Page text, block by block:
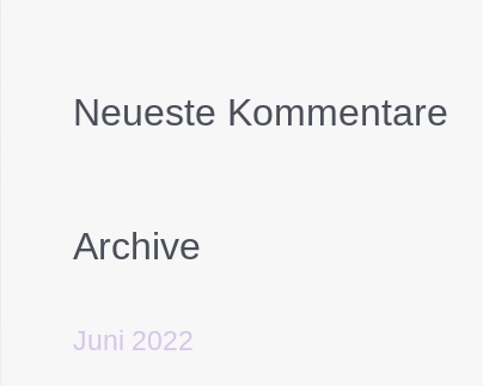
Neueste Kommentare
Archive
Juni 2022